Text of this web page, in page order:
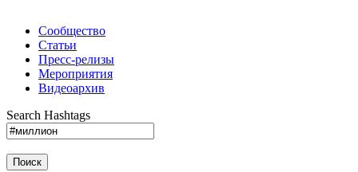
Сообщество
Статьи
Пресс-релизы
Мероприятия
Видеоархив
Search Hashtags
Поиск